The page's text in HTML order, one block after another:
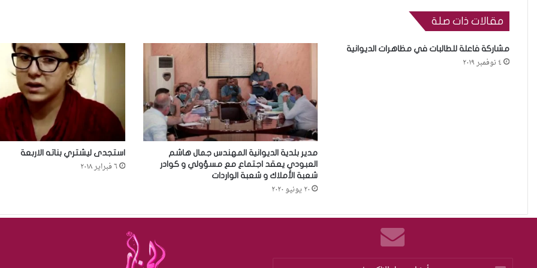
مقالات ذات صلة
مشاركة فاعلة للطالبات في مظاهرات الديوانية
٤ نوفمبر ٢٠١٩
مدير بلدية الديوانية المهندس جمال هاشم
العبودي يعقد اجتماع مع مسؤولي و كوادر
شعبة الأملاك و شعبة الواردات
٢٠ يونيو ٢٠٢٠
استجدى ليشتري بناته الاربعة
٦ فبراير ٢٠١٨
أدخل